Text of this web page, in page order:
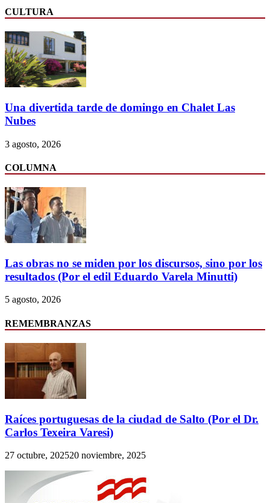
CULTURA
Una divertida tarde de domingo en Chalet Las
Nubes
3 agosto, 2026
COLUMNA
Las obras no se miden por los discursos, sino por los
resultados (Por el edil Eduardo Varela Minutti)
5 agosto, 2026
REMEMBRANZAS
Raíces portuguesas de la ciudad de Salto (Por el Dr.
Carlos Texeira Varesi)
27 octubre, 202520 noviembre, 2025